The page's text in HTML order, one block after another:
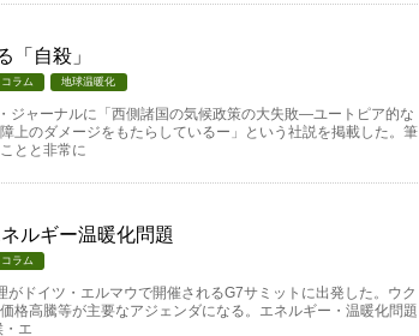
「自殺」
コラム 地球温暖化
ジャーナルに「西側諸国の気候政策の大失敗―ユートピア的な
上のダメージをもたらしているー」という社説を掲載した。筆
とと非常に
ルギー温暖化問題
コラム
がドイツ・エルマウで開催されるG7サミットに出発した。ウク
格高騰等が主要なアジェンダになる。エネルギー・温暖化問題
エ